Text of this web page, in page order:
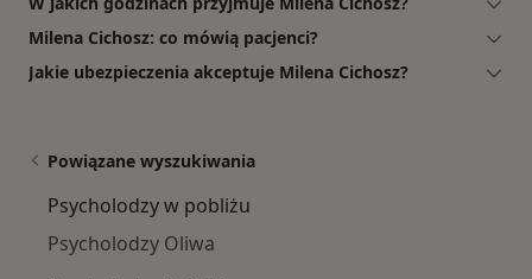
Milena Cichosz: co mówią pacjenci?
Jakie ubezpieczenia akceptuje Milena Cichosz?
Powiązane wyszukiwania
Psycholodzy w pobliżu
Psycholodzy Oliwa